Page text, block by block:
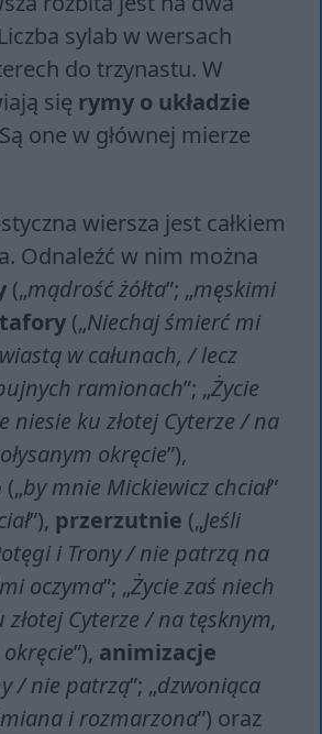
sylab w wersach
do trzynastu. W
się rymy o układzie
one w głównej mierze
wiersza jest całkiem
Odnaleźć w nim można
(„mądrość żółta”; „męskimi
(„Niechaj śmierć mi
w całunach, / lecz
ramionach”; „Życie
niesie ku złotej Cyterze / na
okręcie”),
(„by mnie Mickiewicz chciał”
”), przerzutnie („Jeśli
i Trony / nie patrzą na
oczyma”; „Życie zaś niech
Cyterze / na tęsknym,
”), animizacje
/ nie patrzą”; „dzwoniąca
i rozmarzona”) oraz